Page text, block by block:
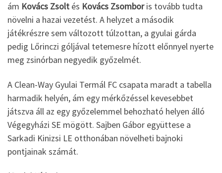
ám Kovács Zsolt és Kovács Zsomboris tovább tudta
növelni a hazai vezetést. A helyzet a második
játékrészre sem változott túlzottan, a gyulai gárda
pedig Lőrinczi góljával tetemesre hízott előnnyel nyerte
meg zsinórban negyedik győzelmét.
A Clean-Way Gyulai Termál FC csapata maradt a tabella
harmadik helyén, ám egy mérkőzéssel kevesebbet
játszva áll az egy győzelemmel behozható helyen álló
Végegyházi SE mögött. Sajben Gábor együttese a
Sarkadi Kinizsi LE otthonában növelheti bajnoki
pontjainak számát.